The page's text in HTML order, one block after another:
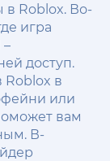
в Roblox. Во-
игра
–
доступ.
Roblox в
или
вам
В-